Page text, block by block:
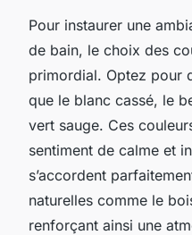
Pour instaurer une
de bain, le choix des
primordial. Optez pour
que le blanc cassé, le
vert sauge. Ces
sentiment de calme et
s’accordent
naturelles comme le
renforçant ainsi une